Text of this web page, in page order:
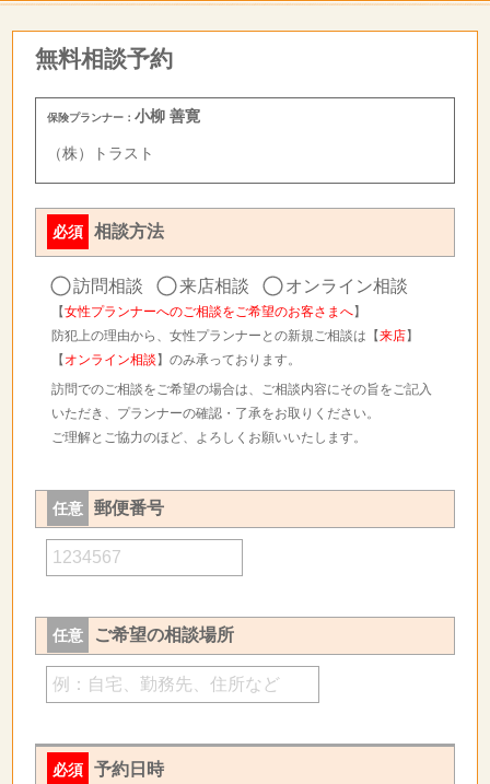
無料相談予約
保険プランナー：小柳 善寛
（株）トラスト
必須 相談方法
訪問相談 来店相談 オンライン相談
【女性プランナーへのご相談をご希望のお客さまへ】
防犯上の理由から、女性プランナーとの新規ご相談は【来店】
【 オンライン相談 】のみ承っております。
訪問でのご相談をご希望の場合は、ご相談内容にその旨をご記入
いただき、プランナーの確認・了承をお取りください。
ご理解とご協力のほど、よろしくお願いいたします。
任意 郵便番号
任意 ご希望の相談場所
必須 予約日時